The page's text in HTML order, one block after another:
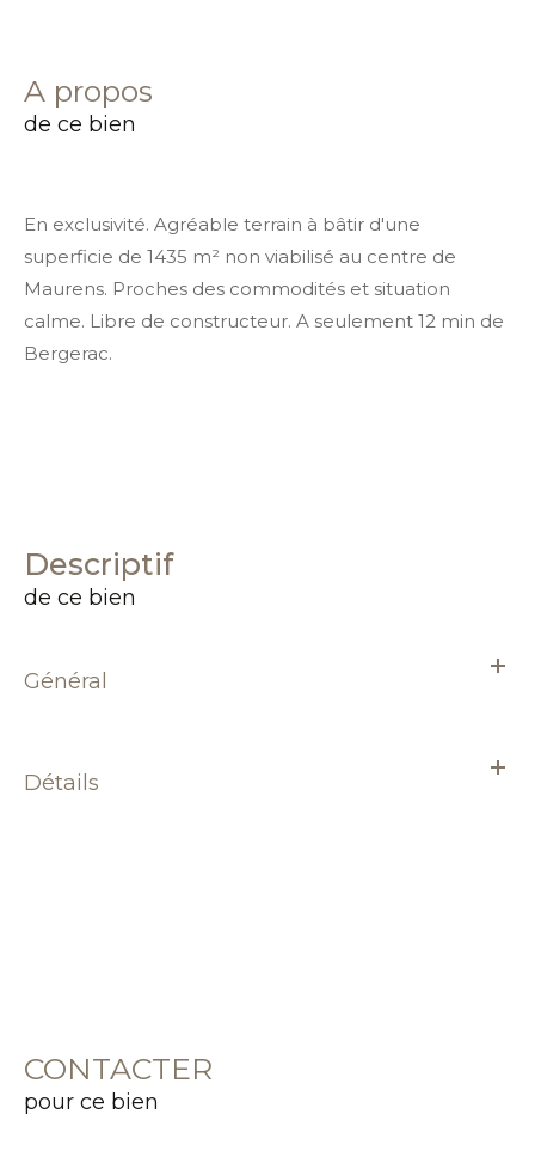
a propos
de ce bien
En exclusivité. Agréable terrain à bâtir d'une
superficie de 1435 m² non viabilisé au centre de
Maurens. Proches des commodités et situation
calme. Libre de constructeur. A seulement 12 min de
Bergerac.
descriptif
de ce bien
Général
Détails
CONTACTER
pour ce bien